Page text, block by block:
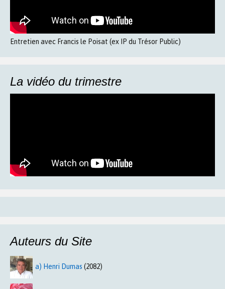
Entretien avec Francis le Poisat (ex IP du Trésor Public)
La vidéo du trimestre
Auteurs du Site
a) Henri Dumas (2082)